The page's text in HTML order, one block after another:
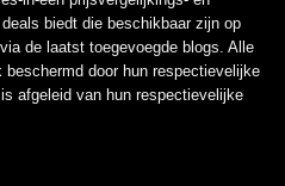
biedt die beschikbaar zijn op
de laatst toegevoegde blogs. Alle
door hun respectievelijke
afgeleid van hun respectievelijke